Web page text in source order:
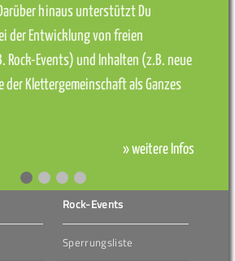
hinaus unterstützt Du
der Entwicklung von freien
Rock-Events) und Inhalten (z.B. neue
der Klettergemeinschaft als Ganzes
» weitere Infos
Rock-Events
Sperrungsliste